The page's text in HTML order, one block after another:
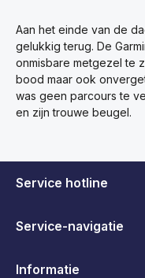
Aan het einde van de
gelukkig terug. De
onmisbare metgezel te
bood maar ook
was geen parcours te
en zijn trouwe beugel.
Service hotline
Service-navigatie
Informatie